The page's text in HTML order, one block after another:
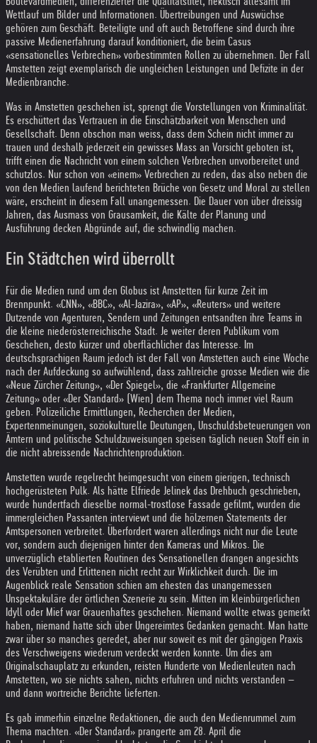
Wettlauf um Bilder und Informationen. Übertreibungen und Auswüchse
gehören zum Geschäft. Beteiligte und oft auch Betroffene sind durch ihre
passive Medienerfahrung darauf konditioniert, die beim Casus
«sensationelles Verbrechen» vorbestimmten Rollen zu übernehmen. Der Fall
Amstetten zeigt exemplarisch die ungleichen Leistungen und Defizite in der
Medienbranche.
Was in Amstetten geschehen ist, sprengt die Vorstellungen von Kriminalität.
Es erschüttert das Vertrauen in die Einschätzbarkeit von Menschen und
Gesellschaft. Denn obschon man weiss, dass dem Schein nicht immer zu
trauen und deshalb jederzeit ein gewisses Mass an Vorsicht geboten ist,
trifft einen die Nachricht von einem solchen Verbrechen unvorbereitet und
schutzlos. Nur schon von «einem» Verbrechen zu reden, das also neben die
von den Medien laufend berichteten Brüche von Gesetz und Moral zu stellen
wäre, erscheint in diesem Fall unangemessen. Die Dauer von über dreissig
Jahren, das Ausmass von Grausamkeit, die Kälte der Planung und
Ausführung decken Abgründe auf, die schwindlig machen.
Ein Städtchen wird überrollt
Für die Medien rund um den Globus ist Amstetten für kurze Zeit im
Brennpunkt. «CNN», «BBC», «Al-Jazira», «AP», «Reuters» und weitere
Dutzende von Agenturen, Sendern und Zeitungen entsandten ihre Teams in
die kleine niederösterreichische Stadt. Je weiter deren Publikum vom
Geschehen, desto kürzer und oberflächlicher das Interesse. Im
deutschsprachigen Raum jedoch ist der Fall von Amstetten auch eine Woche
nach der Aufdeckung so aufwühlend, dass zahlreiche grosse Medien wie die
«Neue Zürcher Zeitung», «Der Spiegel», die «Frankfurter Allgemeine
Zeitung» oder «Der Standard» (Wien) dem Thema noch immer viel Raum
geben. Polizeiliche Ermittlungen, Recherchen der Medien,
Expertenmeinungen, soziokulturelle Deutungen, Unschuldsbeteuerungen von
Ämtern und politische Schuldzuweisungen speisen täglich neuen Stoff ein in
die nicht abreissende Nachrichtenproduktion.
Amstetten wurde regelrecht heimgesucht von einem gierigen, technisch
hochgerüsteten Pulk. Als hätte Elfriede Jelinek das Drehbuch geschrieben,
wurde hundertfach dieselbe normal-trostlose Fassade gefilmt, wurden die
immergleichen Passanten interviewt und die hölzernen Statements der
Amtspersonen verbreitet. Überfordert waren allerdings nicht nur die Leute
vor, sondern auch diejenigen hinter den Kameras und Mikros. Die
unverzüglich etablierten Routinen des Sensationellen drangen angesichts
des Verübten und Erlittenen nicht recht zur Wirklichkeit durch. Die im
Augenblick reale Sensation schien am ehesten das unangemessen
Unspektakuläre der örtlichen Szenerie zu sein. Mitten im kleinbürgerlichen
Idyll oder Mief war Grauenhaftes geschehen. Niemand wollte etwas gemerkt
haben, niemand hatte sich über Ungereimtes Gedanken gemacht. Man hatte
zwar über so manches geredet, aber nur soweit es mit der gängigen Praxis
des Verschweigens wiederum verdeckt werden konnte. Um dies am
Originalschauplatz zu erkunden, reisten Hunderte von Medienleuten nach
Amstetten, wo sie nichts sahen, nichts erfuhren und nichts verstanden –
und dann wortreiche Berichte lieferten.
Es gab immerhin einzelne Redaktionen, die auch den Medienrummel zum
Thema machten. «Der Standard» prangerte am 28. April die